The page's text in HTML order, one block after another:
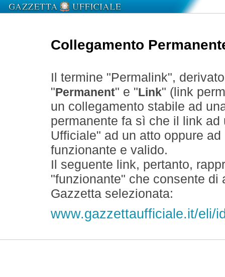
Collegamento
Il termine "Permalink",
" Permanent" e " Link" (link
un collegamento stabile ad
permanente fa sì che il link
Ufficiale" ad un atto oppure
funzionante e valido.
Il seguente link, pertanto,
"funzionante" che consente
Gazzetta selezionata:
www.gazzettaufficiale.it/eli/